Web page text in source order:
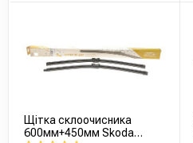
Щітка склоочисника
600мм+450мм Skoda